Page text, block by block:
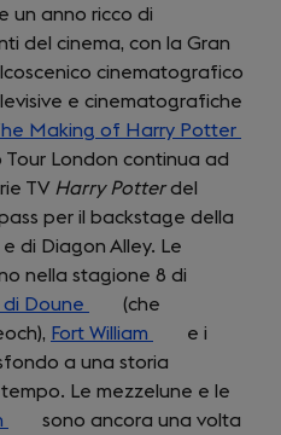
un anno ricco di
del cinema, con la Gran
cinematografico
e cinematografiche
Making of Harry Potter
Tour London continua ad
TV Harry Potterdel
per il backstage della
di Diagon Alley. Le
nella stagione 8 di
Doune
(opens
in
a
new
tab)
(che
Fort William
(opens
in
a
new
e i
a una storia
Le mezzelune e le
(openssono ancora una volta